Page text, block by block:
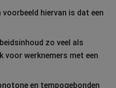
hiervan is dat een
zo veel als
voor werknemers met een
en tempogebonden